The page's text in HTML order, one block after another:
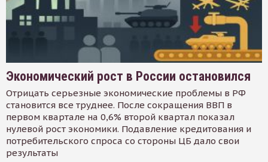
Экономический рост в России остановился
Отрицать серьезные экономические проблемы в РФ
становится все труднее. После сокращения ВВП в
первом квартале на 0,6% второй квартал показал
нулевой рост экономики. Подавление кредитования и
потребительского спроса со стороны ЦБ дало свои
результаты